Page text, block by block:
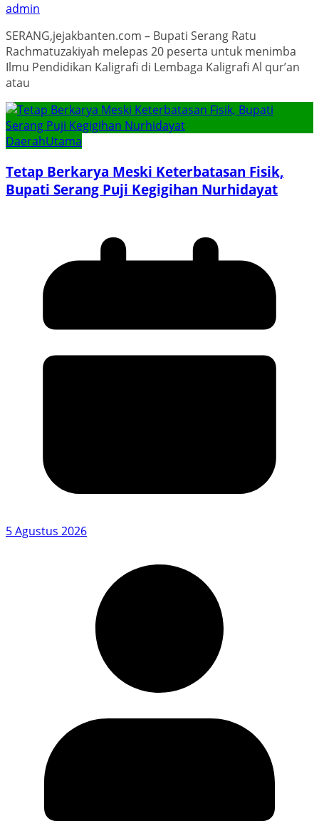
admin
SERANG,jejakbanten.com – Bupati Serang Ratu
Rachmatuzakiyah melepas 20 peserta untuk menimba
Ilmu Pendidikan Kaligrafi di Lembaga Kaligrafi Al qur’an
atau
DaerahUtama
Tetap Berkarya Meski Keterbatasan Fisik,
Bupati Serang Puji Kegigihan Nurhidayat
5 Agustus 2026